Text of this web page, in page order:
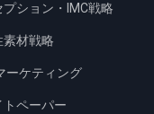
プション・IMC戦略
素材戦略
ーケティング
トペーパー